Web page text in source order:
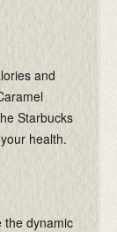
and
Starbucks
health.
the dynamic